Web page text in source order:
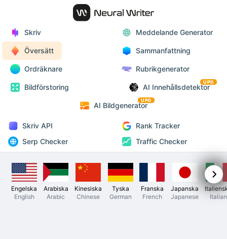
Skriv Meddelande Generator
Översätt Sammanfattning
Ordräknare Rubrikgenerator
Bildförstoring AI Innehållsdetektor
UPD
AI Bildgenerator
UPD
Skriv API
Rank Tracker
Serp Checker
Traffic Checker
Engelska
English
Arabiska
Arabic
Kinesiska
Chinese
Tyska
German
Franska
French
Japanska
Japanese
Italian